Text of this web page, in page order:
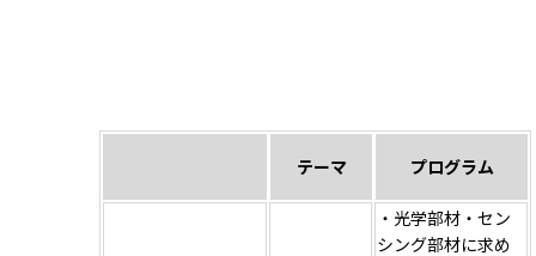
テーマ プログラム
・光学部材・セン
シング部材に求め